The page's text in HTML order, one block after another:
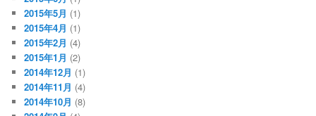
2015年5月 (1)
2015年4月 (1)
2015年2月 (4)
2015年1月 (2)
2014年12月 (1)
2014年11月 (4)
2014年10月 (8)